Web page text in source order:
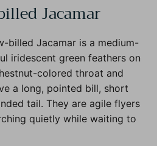
Jacamar
billed Jacamar is a medium-
iridescent green feathers on
colored throat and
a long, pointed bill, short
tail. They are agile flyers
quietly while waiting to